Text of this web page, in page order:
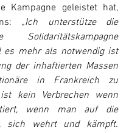
Kampagne geleistet hat,
„Ich unterstütze die
Solidaritätskampagne
es mehr als notwendig ist
der inhaftierten Massen
in Frankreich zu
kein Verbrechen wenn
wenn man auf die
sich wehrt und kämpft.